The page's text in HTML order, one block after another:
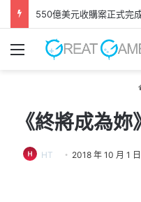
550億美元收購案正式完
Menu
《終將成為
HT 2018 年 10 月 1 日